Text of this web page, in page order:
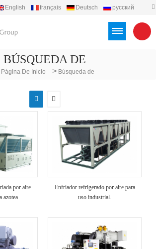
English français Deutsch
русский
BÚSQUEDA DE
Página De Inicio > Búsqueda de
por aire
azotea
Enfriador refrigerado por aire para
uso industrial.